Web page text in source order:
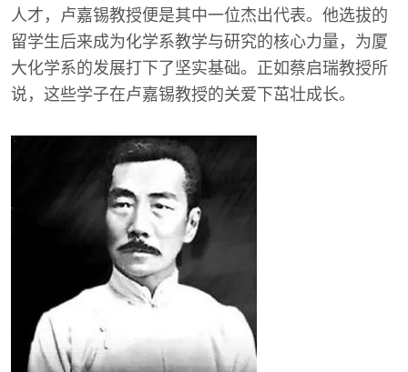
人才，卢嘉锡教授便是其中一位杰出代表。他选拔的
留学生后来成为化学系教学与研究的核心力量，为厦
大化学系的发展打下了坚实基础。正如蔡启瑞教授所
说，这些学子在卢嘉锡教授的关爱下茁壮成长。